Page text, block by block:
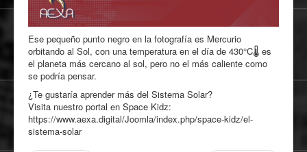
Ese pequeño punto negro en la fotografía es Mercurio
orbitando al Sol, con una temperatura en el día de 430°C🌡 es
el planeta más cercano al sol, pero no el más caliente como
se podría pensar.
¿Te gustaría aprender más del Sistema Solar?
Visita nuestro portal en Space Kidz:
https://www.aexa.digital/Joomla/index.php/space-kidz/el-
sistema-solar